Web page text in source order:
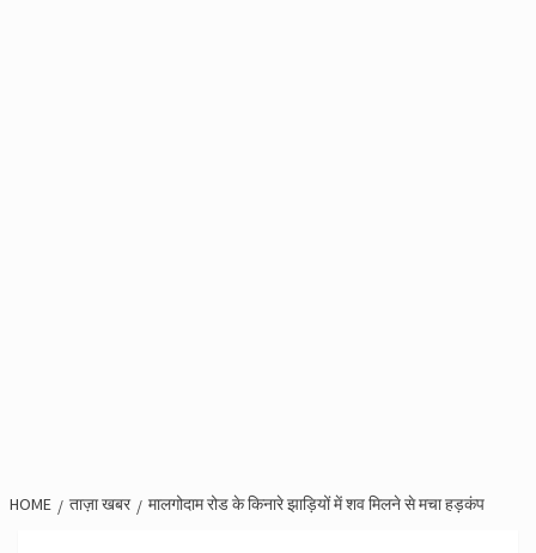
HOME ताज़ा खबर मालगोदाम रोड के किनारे झाड़ियों में शव मिलने से मचा हड़कंप